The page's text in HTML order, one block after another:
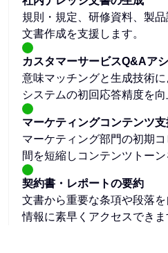
規則・規定、研修資料、製
文書作成を支援します。
カスタマーサービスQ&Aア
意味マッチングと生成技術
システムの初回応答精度を向
マーケティングコンテンツ支
マーケティング部門の初期
間を短縮しコンテンツトーン
契約書・レポートの要約
文書から重要な条項や段落
情報に素早くアクセスできま